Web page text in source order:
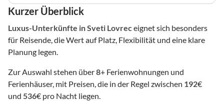
Kurzer Überblick
Luxus-Unterkünfte in Sveti Lovreceignet sich besonders
für Reisende, die Wert auf Platz, Flexibilität und eine klare
Planung legen.
Zur Auswahl stehen über8+ Ferienwohnungen und
Ferienhäuser, mit Preisen, die in der Regel zwischen 192€
und 536€ pro Nacht liegen.